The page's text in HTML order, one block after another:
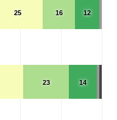
12
14
16
23
25